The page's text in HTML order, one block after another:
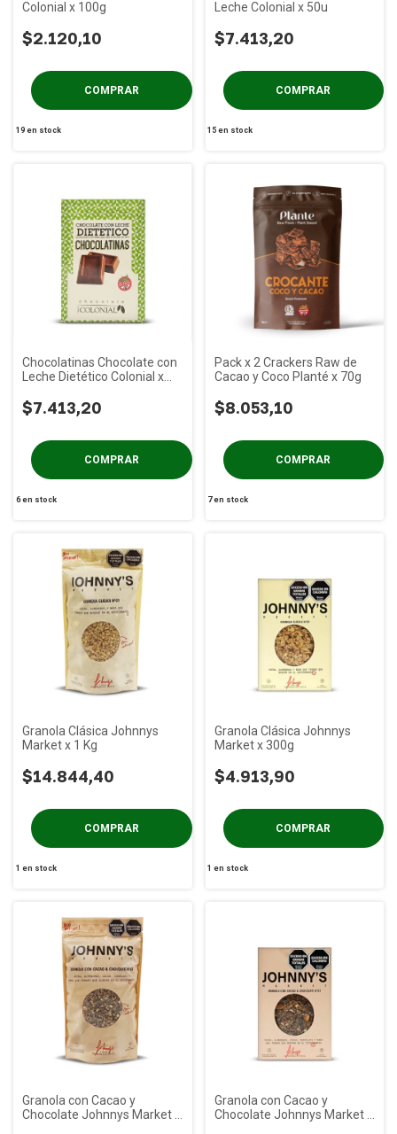
Colonial x 100g
$2.120,10
19en stock
Leche Colonial x 50u
$7.413,20
15 en stock
Chocolatinas Chocolate con
Leche Dietético Colonial x
$7.413,20
6en stock
Pack x 2 Crackers Raw de
Cacao y Coco Planté x 70g
$8.053,10
7en stock
Granola Clásica Johnnys
Market x 1 Kg
$14.844,40
1 en stock
Granola Clásica Johnnys
Market x 300g
$4.913,90
1 en stock
Granola con Cacao y
Chocolate Johnnys Market x
Granola con Cacao y
Chocolate Johnnys Market x